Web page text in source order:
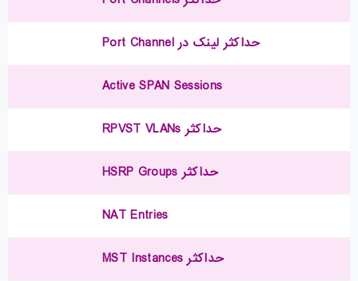
حداکثر لینک در Port Channel
Active SPAN Sessions
حداکثر RPVST VLANs
حداکثر HSRP Groups
NAT Entries
حداکثر MST Instances